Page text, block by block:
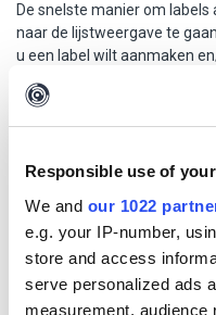
Responsible use of
We and our 1022
e.g. your IP-number,
store and access
serve personalized ads
measurement,
De snelste manier om
naar de lijstweergave te
u een label wilt aanmaken
Gebruik vervolgens de pijl
bovenaan de lijst om het
te wijzen.